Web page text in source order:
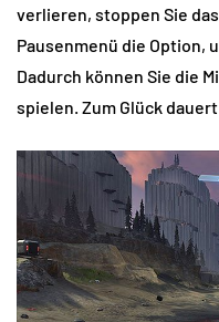
verlieren, stoppen Sie
Pausenmenü die Option,
Dadurch können Sie die
spielen. Zum Glück